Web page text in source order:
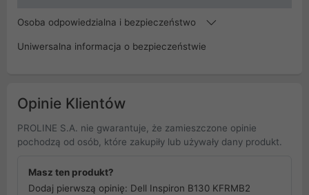
Osoba odpowiedzialna i bezpieczeństwo
Uniwersalna informacja o bezpieczeństwie
Opinie Klientów
PROLINE S.A. nie gwarantuje, że zamieszczone opinie
pochodzą od osób, które zakupiły lub używały dany produkt.
Masz ten produkt?
Dodaj pierwszą opinię: Dell Inspiron B130 KFRMB2